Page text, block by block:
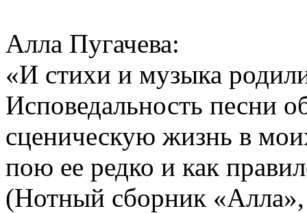
Алла Пугачева:
«И стихи и музыка
Исповедальность песни
сценическую жизнь в
пою ее редко и как
(Нотный сборник